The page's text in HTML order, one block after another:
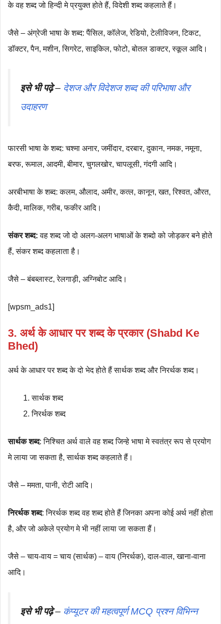
के वह शब्द जो हिन्दी मे प्रयुक्त होते हैं, विदेशी शब्द कहलाते हैं।
जैसे – अंग्रेजी भाषा के शब्द: पैंसिल, कॉलेज, रेडियो, टेलीविजन, टिकट,
डॉक्टर, पैन, मशीन, सिगरेट, साइकिल, फोटो, बोतल डाक्टर, स्कूल आदि।
इसे भी पढ़े– देशज और विदेशज शब्द की परिभाषा और
उदाहरण
फारसी भाषा के शब्द: चश्मा अनार, जमींदार, दरबार, दुकान, नमक, नमूना,
बरफ, रूमाल, आदमी, बीमार, चुगलखोर, चापलूसी, गंदगी आदि।
अरबीभाषा के शब्द: कलम, औलाद, अमीर, कत्ल, कानून, खत, रिश्वत, औरत,
कैदी, मालिक, गरीब, फकीर आदि।
संकर शब्द: वह शब्द जो दो अलग-अलग भाषाओं के शब्दो को जोड़कर बने होते
हैं, संकर शब्द कहलाता है।
जैसे – बंबब्लास्ट, रेलगाड़ी, अग्निबोट आदि।
[wpsm_ads1]
3. अर्थ के आधार पर शब्द के प्रकार(Shabd Ke
Bhed)
अर्थ के आधार पर शब्द के दो भेद होते हैं सार्थक शब्द और निरर्थक शब्द।
सार्थक शब्द
निरर्थक शब्द
सार्थक शब्द: निश्चित अर्थ वाले वह शब्द जिन्हे भाषा मे स्वतंत्र रूप से प्रयोग
मे लाया जा सकता है, सार्थक शब्द कहलाते हैं।
जैसे – ममता, पानी, रोटी आदि।
निरर्थक शब्द: निरर्थक शब्द वह शब्द होते हैं जिनका अपना कोई अर्थ नहीं होता
है, और जो अकेले प्रयोग मे भी नहीं लाया जा सकता हैं।
जैसे – चाय-वाय = चाय (सार्थक) – वाय (निरर्थक), दाल-वाल, खाना-वाना
आदि।
इसे भी पढ़े– कंप्यूटर की महत्वपूर्ण MCQ प्रश्न विभिन्न